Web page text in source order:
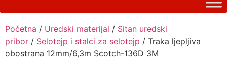
Početna / Uredski materijal / Sitan uredski
pribor / Selotejp i stalci za selotejp / Traka ljepljiva
obostrana 12mm/6,3m Scotch-136D 3M